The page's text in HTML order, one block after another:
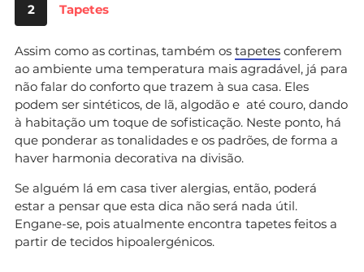
2 Tapetes
Assim como as cortinas, também os tapetes conferem
ao ambiente uma temperatura mais agradável, já para
não falar do conforto que trazem à sua casa. Eles
podem ser sintéticos, de lã, algodão e até couro, dando
à habitação um toque de sofisticação. Neste ponto, há
que ponderar as tonalidades e os padrões, de forma a
haver harmonia decorativa na divisão.
Se alguém lá em casa tiver alergias, então, poderá
estar a pensar que esta dica não será nada útil.
Engane-se, pois atualmente encontra tapetes feitos a
partir de tecidos hipoalergénicos.